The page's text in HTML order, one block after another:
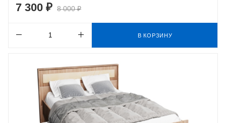
7 300 ₽ 8 000 ₽
В КОРЗИНУ